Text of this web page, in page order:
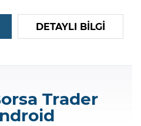
DETAYLI BİLGİ
Trader